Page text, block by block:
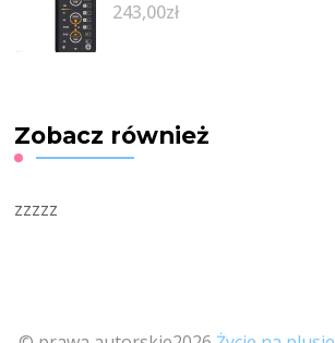
243,00zł
Zobacz również
zzzzz